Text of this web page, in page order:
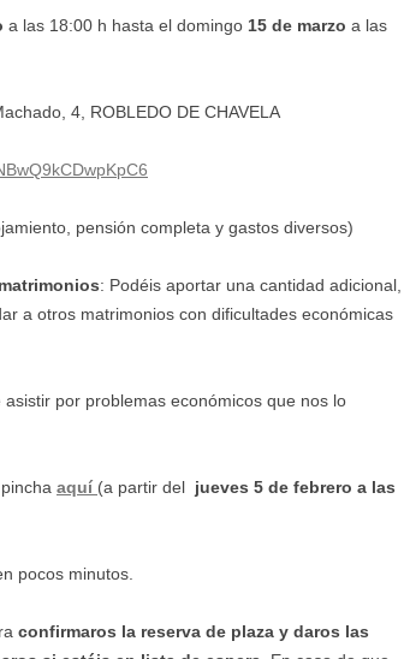
a las 18:00 h hasta el domingo 15 de marzo a las
4, ROBLEDO DE CHAVELA
pensión completa y gastos diversos)
: Podéis aportar una cantidad adicional,
a otros matrimonios con dificultades económicas
por problemas económicos que nos lo
aquí (a partir del jueves 5 de febrero a las
pocos minutos.
confirmaros la reserva de plaza y daros las